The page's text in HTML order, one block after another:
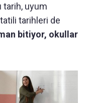
tarih, uyum
tarihleri de
bitiyor, okullar